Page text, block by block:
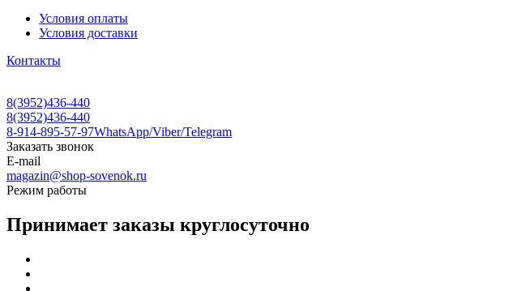
Условия оплаты
Условия доставки
Контакты
8(3952)436-440
8(3952)436-440
8-914-895-57-97WhatsApp/Viber/Telegram
Заказать звонок
E-mail
magazin@shop-sovenok.ru
Режим работы
Принимает заказы круглосуточно